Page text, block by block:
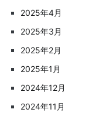
2025年4月
2025年3月
2025年2月
2025年1月
2024年12月
2024年11月